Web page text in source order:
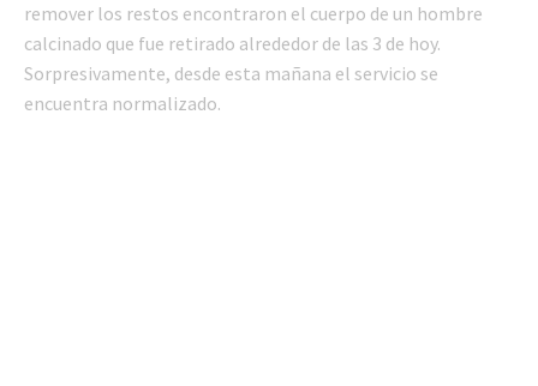
remover los restos encontraron el cuerpo de un hombre
calcinado que fue retirado alrededor de las 3 de hoy.
Sorpresivamente, desde esta mañana el servicio se
encuentra normalizado.